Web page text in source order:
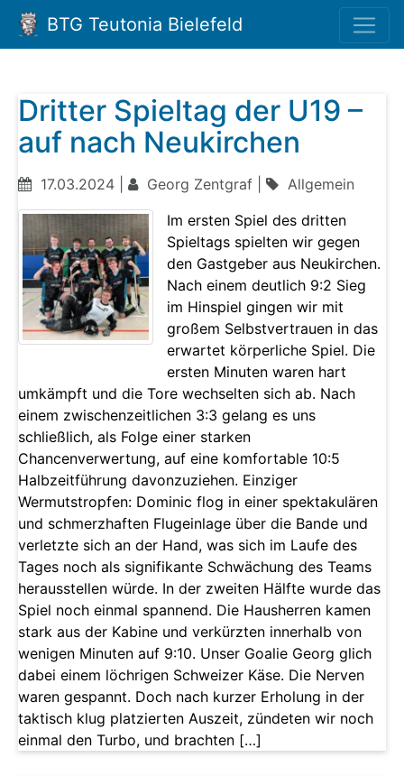
BTG Teutonia Bielefeld
Dritter Spieltag der U19 –
auf nach Neukirchen
17.03.2024 | Georg Zentgraf |
Allgemein
Im ersten Spiel des dritten
Spieltags spielten wir gegen
den Gastgeber aus Neukirchen.
Nach einem deutlich 9:2 Sieg
im Hinspiel gingen wir mit
großem Selbstvertrauen in das
erwartet körperliche Spiel. Die
ersten Minuten waren hart
umkämpft und die Tore wechselten sich ab. Nach
einem zwischenzeitlichen 3:3 gelang es uns
schließlich, als Folge einer starken
Chancenverwertung, auf eine komfortable 10:5
Halbzeitführung davonzuziehen. Einziger
Wermutstropfen: Dominic flog in einer spektakulären
und schmerzhaften Flugeinlage über die Bande und
verletzte sich an der Hand, was sich im Laufe des
Tages noch als signifikante Schwächung des Teams
herausstellen würde. In der zweiten Hälfte wurde das
Spiel noch einmal spannend. Die Hausherren kamen
stark aus der Kabine und verkürzten innerhalb von
wenigen Minuten auf 9:10. Unser Goalie Georg glich
dabei einem löchrigen Schweizer Käse. Die Nerven
waren gespannt. Doch nach kurzer Erholung in der
taktisch klug platzierten Auszeit, zündeten wir noch
einmal den Turbo, und brachten […]